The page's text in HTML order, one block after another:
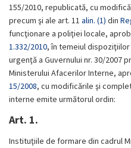
155/2010, republicată, cu
precum şi ale art. 11 alin. (1) din
funcţionare a poliţiei locale,
1.332/2010,în temeiul dispoziţiilor
urgenţă a Guvernului nr. 30/2007
Ministerului Afacerilor Interne,
15/2008, cu modificările şi
interne emite următorul ordin:
Art. 1.
Instituţiile de formare din cadrul